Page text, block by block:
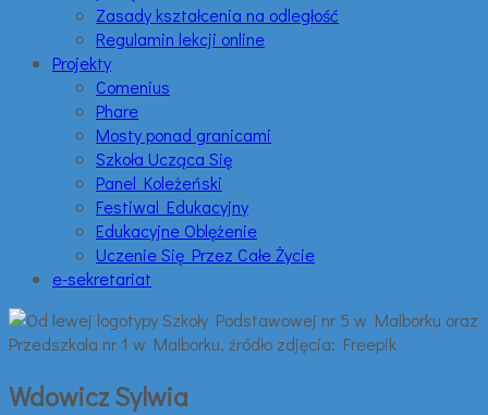
Zasady kształcenia na odległość
Regulamin lekcji online
Projekty
Comenius
Phare
Mosty ponad granicami
Szkoła Ucząca Się
Panel Koleżeński
Festiwal Edukacyjny
Edukacyjne Oblężenie
Uczenie Się Przez Całe Życie
e-sekretariat
Wdowicz Sylwia